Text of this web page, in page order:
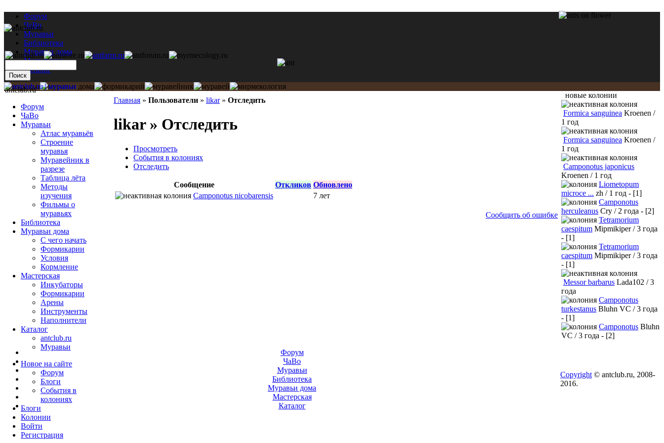
Форум
ЧаВо
Муравьи
Библиотека
Муравьи дома
Мастерская
Каталог
Главная » Пользователи » likar» Отследить
likar » Отследить
Просмотреть
События в колониях
Отследить
Сообщение Откликов Обновлено
Camponotus nicobarensis
7 лет
Сообщить об ошибке
antclub.ru
Форум
ЧаВо
Муравьи
Атлас муравьёв
Строение
муравья
Муравейник в
разрезе
Таблица лёта
Методы
изучения
Фильмы о
муравьях
Библиотека
Муравьи дома
С чего начать
Формикарии
Условия
Кормление
Мастерская
Инкубаторы
Формикарии
Арены
Инструменты
Наполнители
Каталог
antclub.ru
Муравьи
Новое на сайте
Форум
Блоги
События в
колониях
Блоги
Колонии
Войти
Peгиcтpaция
новые колонии
Formica sanguinea Kroenen /
1 год
Formica sanguinea Kroenen /
1 год
Camponotus japonicus
Kroenen / 1 год
Liometopum
microce ... zh / 1 год - [1]
Camponotus
herculeanus Cry / 2 года - [2]
Tetramorium
caespitum Mipmikiper / 3 года
- [1]
Tetramorium
caespitum Mipmikiper / 3 года
- [1]
Messor barbarus Lada102 / 3
года
Camponotus
turkestanus Bluhn VC / 3 года
- [1]
Camponotus Bluhn
VC / 3 года - [2]
Форум
ЧаВо
Муравьи
Библиотека
Муравьи дома
Мастерская
Каталог
Copyright © antclub.ru, 2008-
2016.